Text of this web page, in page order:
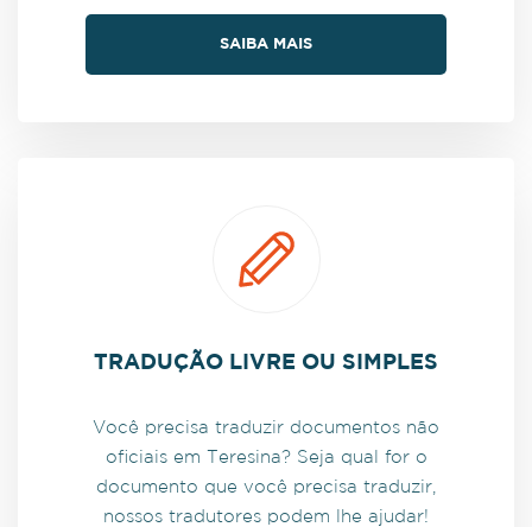
SAIBA MAIS
TRADUÇÃO LIVRE OU SIMPLES
Você precisa traduzir documentos não
oficiais em Teresina? Seja qual for o
documento que você precisa traduzir,
nossos tradutores podem lhe ajudar!